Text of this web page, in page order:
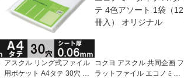
アスクル リング式ファイル
用ポケット A4タテ 30穴 厚
コクヨ アスクル 共同企画 フ
ラットファイル エコノミー